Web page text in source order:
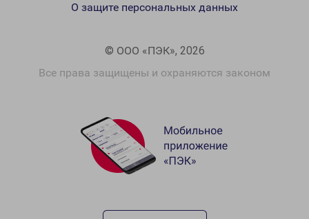
© ООО «ПЭК», 2026
Все права защищены и охраняются законом
О защите персональных данных